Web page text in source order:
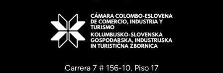
Carrera 7 # 156-10, Piso 17